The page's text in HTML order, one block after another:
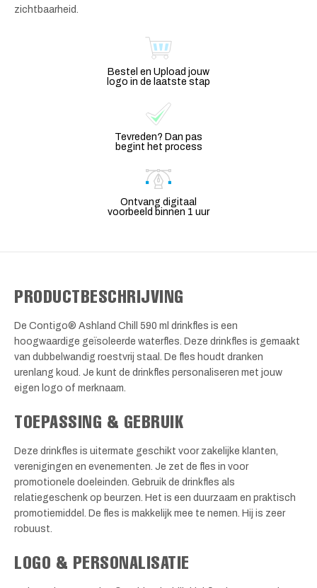
zichtbaarheid.
Bestel en Upload jouw
logo in de laatste stap
Tevreden? Dan pas
begint het process
Ontvang digitaal
voorbeeld binnen 1 uur
PRODUCTBESCHRIJVING
De Contigo® Ashland Chill 590 ml drinkfles is een
hoogwaardige geïsoleerde waterfles. Deze drinkfles is gemaakt
van dubbelwandig roestvrij staal. De fles houdt dranken
urenlang koud. Je kunt de drinkfles personaliseren met jouw
eigen logo of merknaam.
TOEPASSING & GEBRUIK
Deze drinkfles is uitermate geschikt voor zakelijke klanten,
verenigingen en evenementen. Je zet de fles in voor
promotionele doeleinden. Gebruik de drinkfles als
relatiegeschenk op beurzen. Het is een duurzaam en praktisch
promotiemiddel. De fles is makkelijk mee te nemen. Hij is zeer
robuust.
LOGO & PERSONALISATIE